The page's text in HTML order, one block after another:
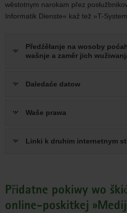
wěstotnym narokam přez
Informatik Dienste« kaž tež »T-
Předźěłanje na wosoby
wašnje a zaměr jich
Daledaće datow
Waše prawa
Linki k druhim internetnym
Přidatne pokiwy wo
online-poskitkej